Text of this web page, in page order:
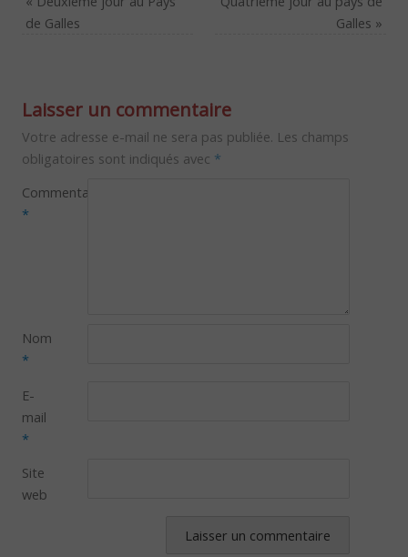
de Galles
Galles »
Laisser un commentaire
Votre adresse e-mail ne sera pas publiée. Les champs
obligatoires sont indiqués avec *
Commentaire
*
Nom
*
E-
mail
*
Site
web